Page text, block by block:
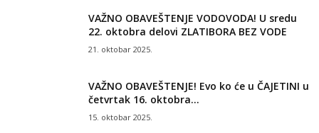
VAŽNO OBAVEŠTENJE VODOVODA! U sredu
22. oktobra delovi ZLATIBORA BEZ VODE
21. oktobar 2025.
VAŽNO OBAVEŠTENJE! Evo ko će u ČAJETINI u
četvrtak 16. oktobra...
15. oktobar 2025.